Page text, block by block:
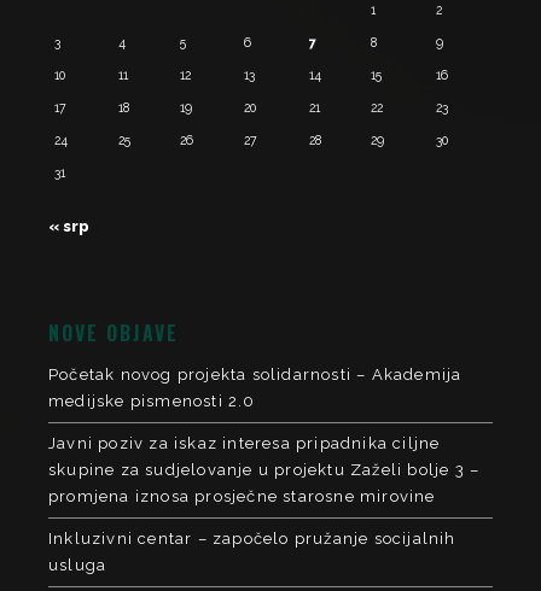
1 2
3 4 5 6 7 8 9
10 11 12 13 14 15 16
17 18 19 20 21 22 23
24 25 26 27 28 29 30
31
« srp
NOVE OBJAVE
Početak novog projekta solidarnosti – Akademija
medijske pismenosti 2.0
Javni poziv za iskaz interesa pripadnika ciljne
skupine za sudjelovanje u projektu Zaželi bolje 3 –
promjena iznosa prosječne starosne mirovine
Inkluzivni centar – započelo pružanje socijalnih
usluga